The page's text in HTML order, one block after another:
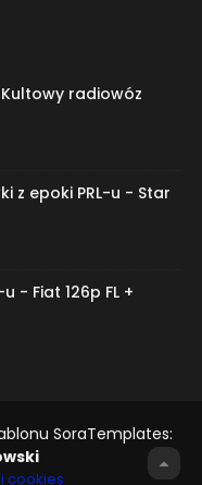
radiowóz
z epoki PRL-u - Star
- Fiat 126p FL +
SoraTemplates:
cookies